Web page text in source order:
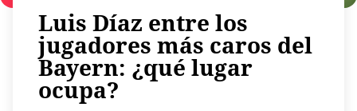
Más
Virales
Tecnología
Economía
Luis Díaz entre los
jugadores más caros del
Bayern: ¿qué lugar
ocupa?